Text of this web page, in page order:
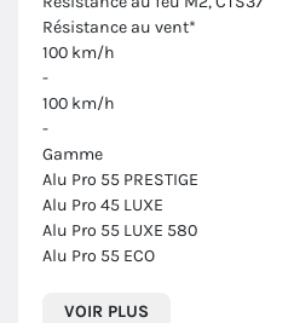
Résistance au vent*
100 km/h
-
100 km/h
-
Gamme
Alu Pro 55 PRESTIGE
Alu Pro 45 LUXE
Alu Pro 55 LUXE 580
Alu Pro 55 ECO
VOIR PLUS